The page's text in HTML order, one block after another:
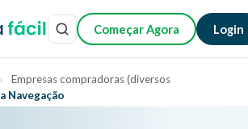
Começar Agora Login
›
Empresas compradoras (diversos
Navegação